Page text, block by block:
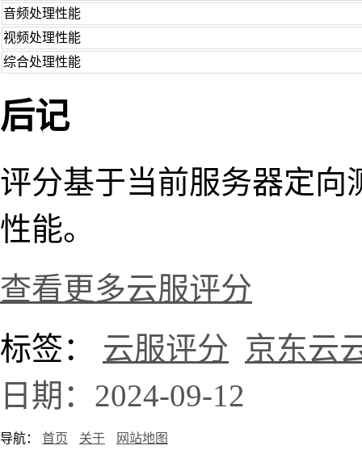
音频处理性能
视频处理性能
综合处理性能
后记
评分基于当前服务器定向
性能。
查看更多云服评分
标签： 云服评分 京东云
日期：2024-09-12
导航： 首页 关于
网站地图